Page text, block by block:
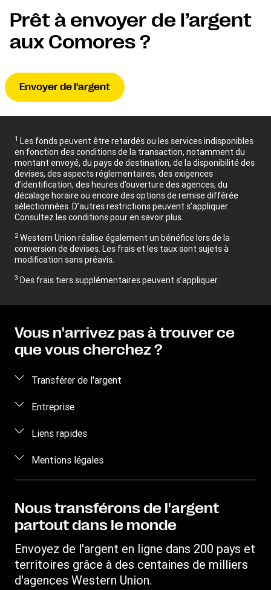
Prêt à envoyer de l’argent
aux Comores ?
Envoyer de l’argent
1 Les fonds peuvent être retardés ou les services indisponibles
en fonction des conditions de la transaction, notamment du
montant envoyé, du pays de destination, de la disponibilité des
devises, des aspects réglementaires, des exigences
d’identification, des heures d’ouverture des agences, du
décalage horaire ou encore des options de remise différée
sélectionnées. D’autres restrictions peuvent s’appliquer.
Consultez les conditions pour en savoir plus.
2 Western Union réalise également un bénéfice lors de la
conversion de devises. Les frais et les taux sont sujets à
modification sans préavis.
3 Des frais tiers supplémentaires peuvent s’appliquer.
Vous n'arrivez pas à trouver ce
que vous cherchez ?
Transférer de l'argent
Envoyer de l’argent
Suivre un transfert
Points de vente
Télécharger l’application
Convertisseur de devises
Swift/BIC
Entreprise
À propos de nous
Carrières
Relations avec les investisseurs
Fondation WU
Liens rapides
Se connecter / S’inscrire
Devenir agent
Demande de Droits Individuels
Programme - Parrainer un ami
Rechargez leur forfait mobile
Mentions légales
Déclaration de Confidentialité
Conditions d’Utilisation
Conditions générales du programme de récompenses
Nous transférons de l'argent
partout dans le monde
Envoyez de l'argent en ligne dans 200 pays et
territoires grâce à des centaines de milliers
d'agences Western Union.